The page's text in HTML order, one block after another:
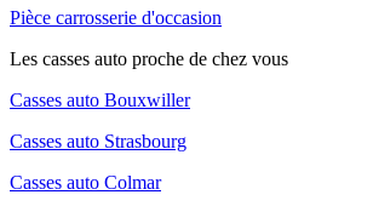
Pièce carrosserie d'occasion
Les casses auto proche de chez vous
Casses auto Bouxwiller
Casses auto Strasbourg
Casses auto Colmar